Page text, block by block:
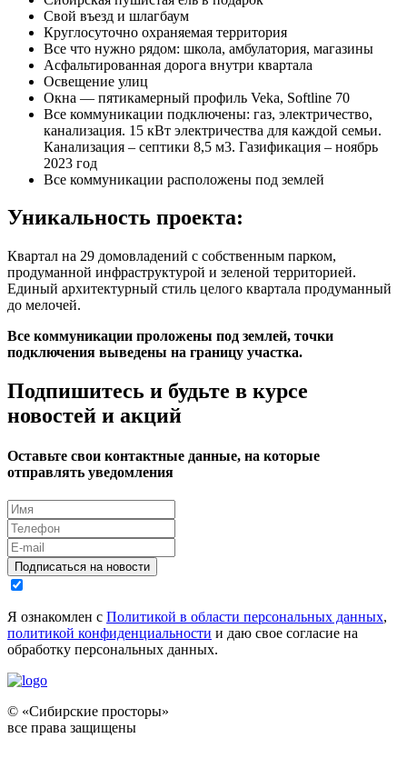
Свой въезд и шлагбаум
Круглосуточно охраняемая территория
Все что нужно рядом: школа, амбулатория, магазины
Асфальтированная дорога внутри квартала
Освещение улиц
Окна — пятикамерный профиль Veka, Softline 70
Все коммуникации подключены: газ, электричество,
канализация. 15 кВт электричества для каждой семьи.
Канализация – септики 8,5 м3. Газификация – ноябрь
2023 год
Все коммуникации расположены под землей
Уникальность проекта:
Квартал на 29 домовладений с собственным парком,
продуманной инфраструктурой и зеленой территорией.
Единый архитектурный стиль целого квартала продуманный
до мелочей.
Все коммуникации проложены под землей, точки
подключения выведены на границу участка.
Подпишитесь и будьте в курсе
новостей и акций
Оставьте свои контактные данные, на которые
отправлять уведомления
Подписаться на новости
Я ознакомлен с Политикой в области персональных данных,
политикой конфиденциальности и даю свое согласие на
обработку персональных данных.
© «Сибирские просторы»
все права защищены